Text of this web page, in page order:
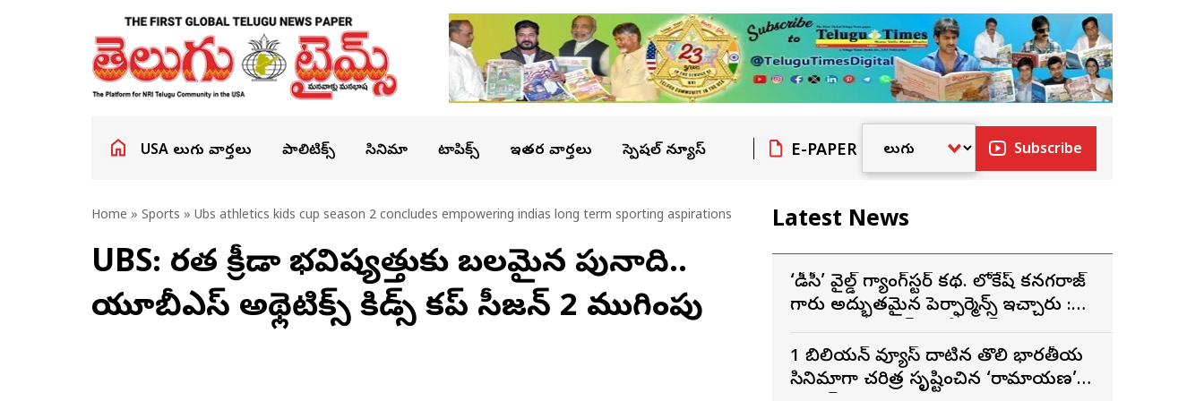
USA తెలుగు వార్తలు పాలిటిక్స్ సినిమా టాపిక్స్ ఇతర వార్తలు స్పెషల్ న్యూస్ E-PAPER Subscribe
Home » Sports » Ubs athletics kids cup season 2 concludes empowering indias long term sporting aspirations
UBS: భారత క్రీడా భవిష్యత్తుకు బలమైన పునాది..
యూబీఎస్ అథ్లెటిక్స్ కిడ్స్ కప్ సీజన్ 2 ముగింపు
Latest News
‘డీసీ’ వైల్డ్ గ్యాంగ్‌స్టర్ కథ. లోకేష్ కనగరాజ్
గారు అద్భుతమైన పెర్ఫార్మెన్స్ ఇచ్చారు :
1 బిలియన్ వ్యూస్ దాటిన తొలి భారతీయ
సినిమాగా చరిత్ర సృష్టించిన ‘రామాయణ’